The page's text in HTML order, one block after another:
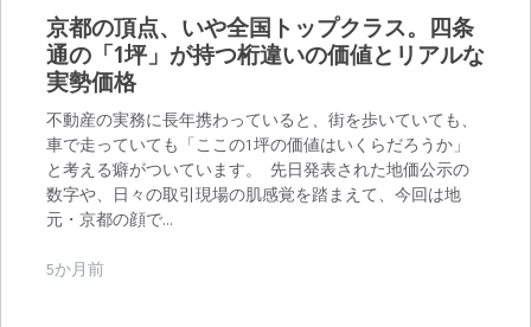
京都の頂点、いや全国トップクラス。四条
通の「1坪」が持つ桁違いの価値とリアルな
実勢価格
不動産の実務に長年携わっていると、街を歩いていても、
車で走っていても「ここの1坪の価値はいくらだろうか」
と考える癖がついています。 先日発表された地価公示の
数字や、日々の取引現場の肌感覚を踏まえて、今回は地
元・京都の顔で…
5か月前